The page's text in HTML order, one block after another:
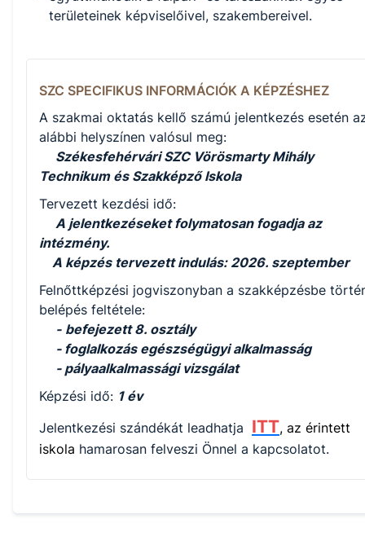
területeinek képviselőivel, szakembereivel.
SZC SPECIFIKUS INFORMÁCIÓK A KÉPZÉSHEZ
A szakmai oktatás kellő számú jelentkezés esetén
alábbi helyszínen valósul meg:
Székesfehérvári SZC Vörösmarty Mihály
Technikum és Szakképző Iskola
Tervezett kezdési idő:
A jelentkezéseket folymatosan fogadja az
intézmény.
A képzés tervezett indulás: 2026. szeptember
Felnőttképzési jogviszonyban a szakképzésbe
belépés feltétele:
- befejezett 8. osztály
- foglalkozás egészségügyi alkalmasság
- pályaalkalmassági vizsgálat
Képzési idő: 1 év
Jelentkezési szándékát leadhatja ITT, az érintett
iskola hamarosan felveszi Önnel a kapcsolatot.